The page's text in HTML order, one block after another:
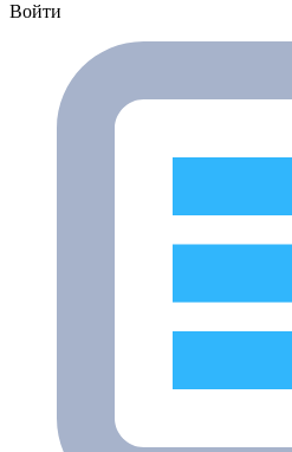
Войти